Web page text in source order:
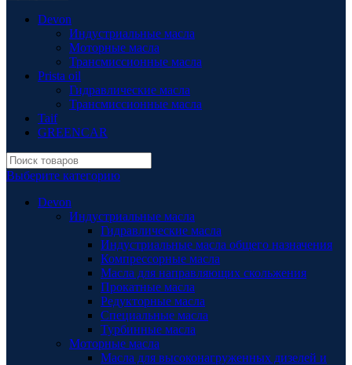
Devon
Индустриальные масла
Моторные масла
Трансмиссионные масла
Prista oil
Гидравлические масла
Трансмиссионные масла
Taif
GREENCAR
Выберите категорию
Devon
Индустриальные масла
Гидравлические масла
Индустриальные масла общего назначения
Компрессорные масла
Масла для направляющих скольжения
Прокатные масла
Редукторные масла
Специальные масла
Турбинные масла
Моторные масла
Масла для высоконагруженных дизелей и